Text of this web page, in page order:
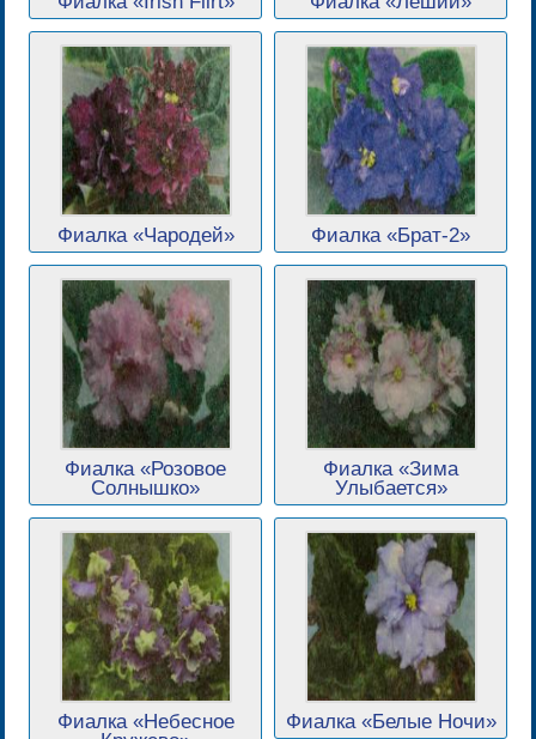
Фиалка «Чародей» Фиалка «Брат-2»
Фиалка «Розовое
Солнышко»
Фиалка «Зима
Улыбается»
Фиалка «Небесное
Фиалка «Белые Ночи»